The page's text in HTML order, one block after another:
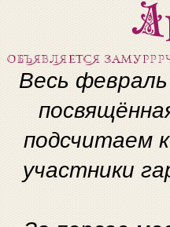
Весь
подсчитаем
участники